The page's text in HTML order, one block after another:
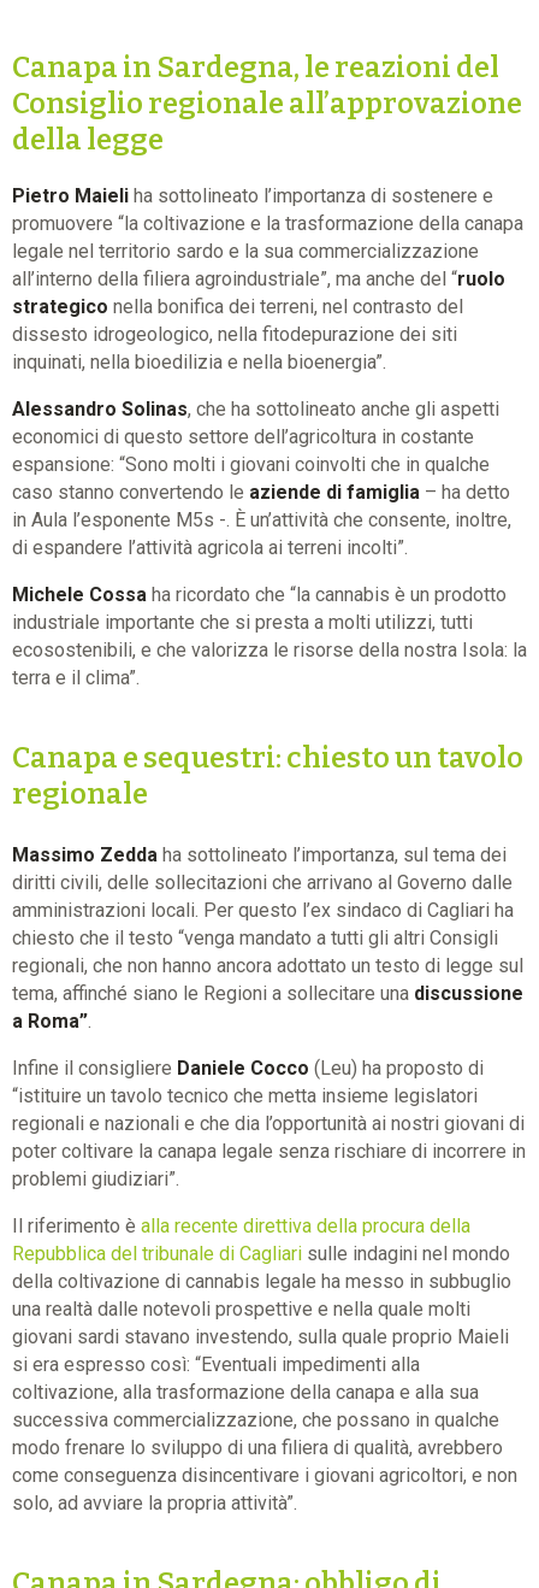
Canapa in Sardegna, le reazioni del
Consiglio regionale all’approvazione
della legge
Pietro Maieli ha sottolineato l’importanza di sostenere e
promuovere “la coltivazione e la trasformazione della canapa
legale nel territorio sardo e la sua commercializzazione
all’interno della filiera agroindustriale”, ma anche del “ruolo
strategico nella bonifica dei terreni, nel contrasto del
dissesto idrogeologico, nella fitodepurazione dei siti
inquinati, nella bioedilizia e nella bioenergia”.
Alessandro Solinas, che ha sottolineato anche gli aspetti
economici di questo settore dell’agricoltura in costante
espansione: “Sono molti i giovani coinvolti che in qualche
caso stanno convertendo le aziende di famiglia – ha detto
in Aula l’esponente M5s -. È un’attività che consente, inoltre,
di espandere l’attività agricola ai terreni incolti”.
Michele Cossa ha ricordato che “la cannabis è un prodotto
industriale importante che si presta a molti utilizzi, tutti
ecosostenibili, e che valorizza le risorse della nostra Isola: la
terra e il clima”.
Canapa e sequestri: chiesto un tavolo
regionale
Massimo Zedda ha sottolineato l’importanza, sul tema dei
diritti civili, delle sollecitazioni che arrivano al Governo dalle
amministrazioni locali. Per questo l’ex sindaco di Cagliari ha
chiesto che il testo “venga mandato a tutti gli altri Consigli
regionali, che non hanno ancora adottato un testo di legge sul
tema, affinché siano le Regioni a sollecitare una discussione
a Roma”.
Infine il consigliere Daniele Cocco (Leu) ha proposto di
“istituire un tavolo tecnico che metta insieme legislatori
regionali e nazionali e che dia l’opportunità ai nostri giovani di
poter coltivare la canapa legale senza rischiare di incorrere in
problemi giudiziari”.
Il riferimento è alla recente direttiva della procura della
Repubblica del tribunale di Cagliari sulle indagini nel mondo
della coltivazione di cannabis legale ha messo in subbuglio
una realtà dalle notevoli prospettive e nella quale molti
giovani sardi stavano investendo, sulla quale proprio Maieli
si era espresso così: “Eventuali impedimenti alla
coltivazione, alla trasformazione della canapa e alla sua
successiva commercializzazione, che possano in qualche
modo frenare lo sviluppo di una filiera di qualità, avrebbero
come conseguenza disincentivare i giovani agricoltori, e non
solo, ad avviare la propria attività”.